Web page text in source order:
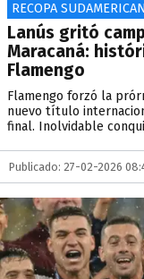
RECOPA
Lanús gritó
Maracaná:
Flamengo
Flamengo forzó la
nuevo título
final. Inolvidable
Publicado: 27-02-2026